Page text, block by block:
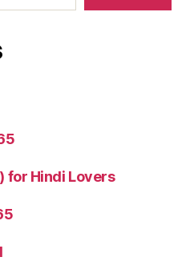
for Hindi Lovers